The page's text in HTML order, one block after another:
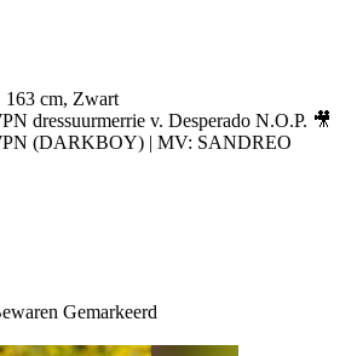
163 cm, Zwart
dressuurmerrie v. Desperado N.O.P. 🎥
(DARKBOY) | MV: SANDREO
Gemarkeerd